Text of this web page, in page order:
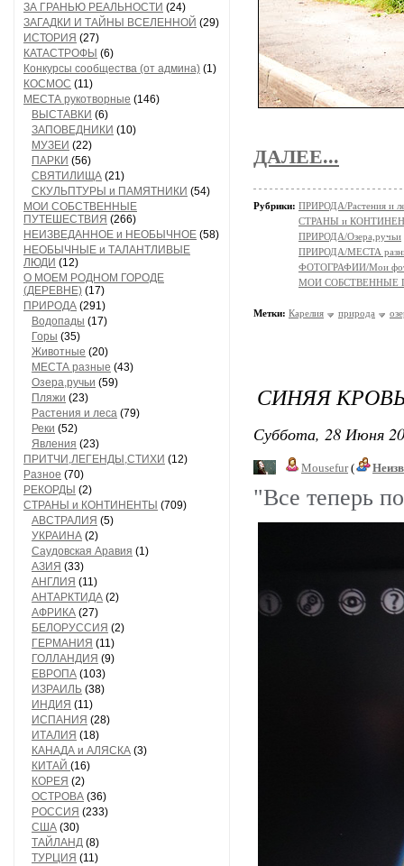
ЗА ГРАНЬЮ РЕАЛЬНОСТИ (24)
ЗАГАДКИ И ТАЙНЫ ВСЕЛЕННОЙ (29)
ИСТОРИЯ (27)
КАТАСТРОФЫ (6)
Конкурсы сообщества (от админа) (1)
КОСМОС (11)
МЕСТА рукотворные (146)
ВЫСТАВКИ (6)
ЗАПОВЕДНИКИ (10)
МУЗЕИ (22)
ПАРКИ (56)
СВЯТИЛИЩА (21)
СКУЛЬПТУРЫ и ПАМЯТНИКИ (54)
МОИ СОБСТВЕННЫЕ
ПУТЕШЕСТВИЯ (266)
НЕИЗВЕДАННОЕ и НЕОБЫЧНОЕ (58)
НЕОБЫЧНЫЕ и ТАЛАНТЛИВЫЕ
ЛЮДИ (12)
О МОЕМ РОДНОМ ГОРОДЕ
(ДЕРЕВНЕ) (17)
ПРИРОДА (291)
Водопады (17)
Горы (35)
Животные (20)
МЕСТА разные (43)
Озера,ручьи (59)
Пляжи (23)
Растения и леса (79)
Реки (52)
Явления (23)
ПРИТЧИ,ЛЕГЕНДЫ,СТИХИ (12)
Разное (70)
РЕКОРДЫ (2)
СТРАНЫ и КОНТИНЕНТЫ (709)
АВСТРАЛИЯ (5)
УКРАИНА (2)
Саудовская Аравия (1)
АЗИЯ (33)
АНГЛИЯ (11)
АНТАРКТИДА (2)
АФРИКА (27)
БЕЛОРУССИЯ (2)
ГЕРМАНИЯ (11)
ГОЛЛАНДИЯ (9)
ЕВРОПА (103)
ИЗРАИЛЬ (38)
ИНДИЯ (11)
ИСПАНИЯ (28)
ИТАЛИЯ (18)
КАНАДА и АЛЯСКА (3)
КИТАЙ (16)
КОРЕЯ (2)
ОСТРОВА (36)
РОССИЯ (233)
США (30)
ТАЙЛАНД (8)
ТУРЦИЯ (11)
ДАЛЕЕ...
Рубрики: ПРИРОДА/Растения и
СТРАНЫ и
ПРИРОДА/Озера,ручьи
ПРИРОДА/МЕСТА
ФОТОГРАФИИ/Мои
МОИ СОБСТВЕННЫЕ
Метки: Карелия природа
СИНЯЯ
Суббота, 28 Июня
Mousefur(
"Все теперь